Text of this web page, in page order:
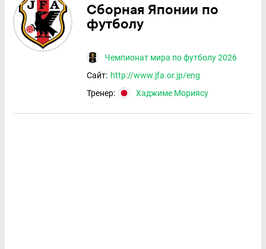
Сборная Японии по
футболу
Чемпионат мира по футболу 2026
Сайт: http://www.jfa.or.jp/eng
Тренер:
Хаджиме Мориясу